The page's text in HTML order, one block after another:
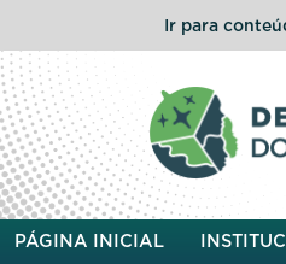
o
conteúdo
Ir para
PÁGINA INICIAL